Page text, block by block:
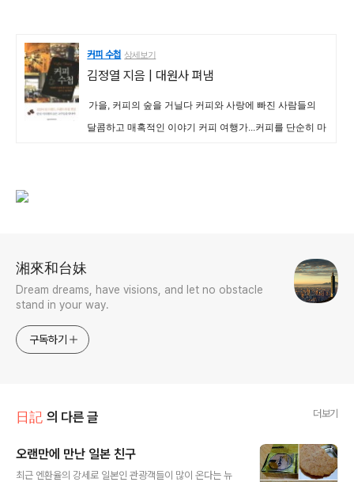
커피 수첩 상세보기
김정열 지음 | 대원사 펴냄
가을, 커피의 숲을 거닐다 커피와 사랑에 빠진 사람들의
달콤하고 매혹적인 이야기 커피 여행가...커피를 단순히 마
湘來和台妹
Dream dreams, have visions, and let no obstacle
stand in your way.
구독하기
日記 의 다른 글 더보기
오랜만에 만난 일본 친구
최근 엔환율의 강세로 일본인 관광객들이 많이 온다는 뉴